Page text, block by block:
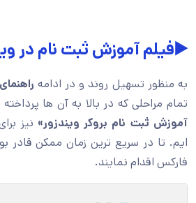
▶️فیلمآموزش ثبت نام در
به منظور تسهیل روند و در ادامه
تمام مراحلی که در بالا به آن ها
آموزش ثبت نام بروکر ویندزور» نیز
ایم. تا در سریع ترین زمان ممکن قادر
فارکس اقدام نمایند.